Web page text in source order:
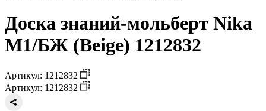
Доска знаний-мольберт Nika
М1/БЖ (Beige) 1212832
Артикул: 1212832
Артикул: 1212832